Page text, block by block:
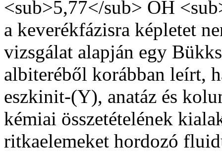
<sub>5,77</sub> OH
a keverékfázisra képletet
vizsgálat alapján egy
albiteréből korábban leírt,
eszkinit-(Y), anatáz és
kémiai összetételének
ritkaelemeket hordozó